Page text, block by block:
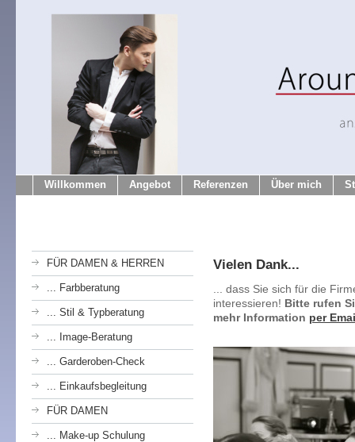
Willkommen Angebot Referenzen Über mich
FÜR DAMEN & HERREN
... Farbberatung
... Stil & Typberatung
... Image-Beratung
... Garderoben-Check
... Einkaufsbegleitung
FÜR DAMEN
... Make-up Schulung
Vielen Dank...
... dass Sie sich für die
interessieren! Bitte rufen
mehr Information per